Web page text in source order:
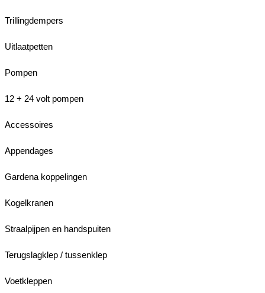
Trillingdempers
Uitlaatpetten
Pompen
12 + 24 volt pompen
Accessoires
Appendages
Gardena koppelingen
Kogelkranen
Straalpijpen en handspuiten
Terugslagklep / tussenklep
Voetkleppen